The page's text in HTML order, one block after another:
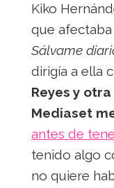
Kiko
que
Sálvame
dirigía a ella
Reyes y
Mediaset
antes de
tenido algo
no quiere